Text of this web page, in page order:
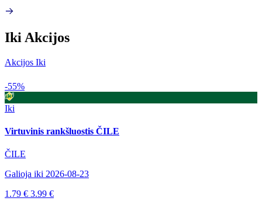
Iki Akcijos
Akcijos Iki
-55%
Iki
Virtuvinis rankšluostis ČILE
ČILE
Galioja iki 2026-08-23
1.79 € 3.99 €